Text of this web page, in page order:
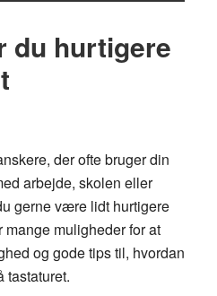
du hurtigere
der ofte bruger din
arbejde, skolen eller
gerne være lidt hurtigere
muligheder for at
og gode tips til, hvordan
tastaturet.